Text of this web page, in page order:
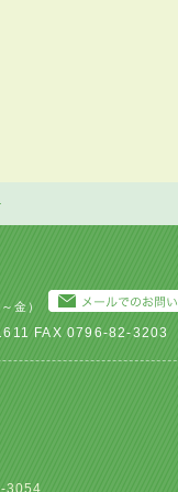
金）
FAX 0796-82-3203
3054